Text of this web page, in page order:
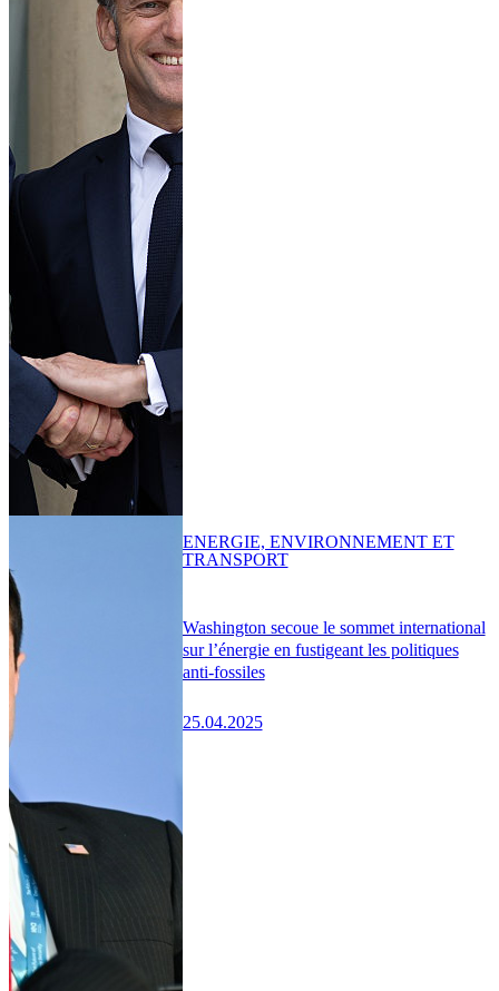
Washington secoue le sommet international
sur l’énergie en fustigeant les politiques
anti-fossiles
25.04.2025
ENERGIE, ENVIRONNEMENT ET
TRANSPORT